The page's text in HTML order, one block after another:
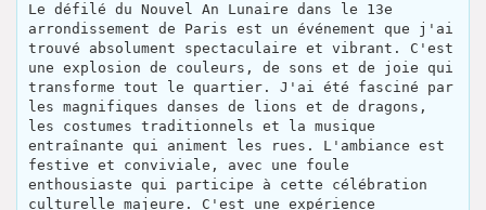
Le défilé du Nouvel An Lunaire dans le 13e
arrondissement de Paris est un événement que j'ai
trouvé absolument spectaculaire et vibrant. C'est
une explosion de couleurs, de sons et de joie qui
transforme tout le quartier. J'ai été fasciné par
les magnifiques danses de lions et de dragons,
les costumes traditionnels et la musique
entraînante qui animent les rues. L'ambiance est
festive et conviviale, avec une foule
enthousiaste qui participe à cette célébration
culturelle majeure. C'est une expérience